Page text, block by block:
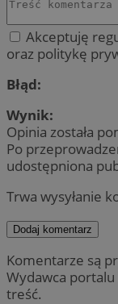
Akceptuję
oraz politykę
Błąd:
Wynik:
Opinia została
Po
udostępniona
Trwa wysyłanie
Dodaj komentarz
Komentarze są
Wydawca
treść.